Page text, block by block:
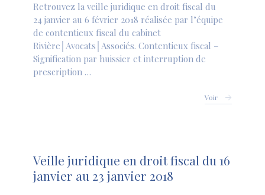
Retrouvez la veille juridique en droit fiscal du
24 janvier au 6 février 2018 réalisée par l’équipe
de contentieux fiscal du cabinet
Rivière│Avocats│Associés. Contentieux fiscal –
Signification par huissier et interruption de
prescription …
Voir
Veille juridique en droit fiscal du 16
janvier au 23 janvier 2018